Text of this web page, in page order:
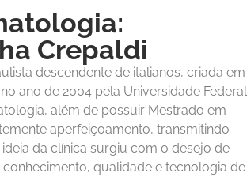
os
Crepaldi
descendente de italianos, criada em
ano de 2004 pela Universidade Federal
além de possuir Mestrado em
aperfeiçoamento, transmitindo
da clínica surgiu com o desejo de
qualidade e tecnologia de